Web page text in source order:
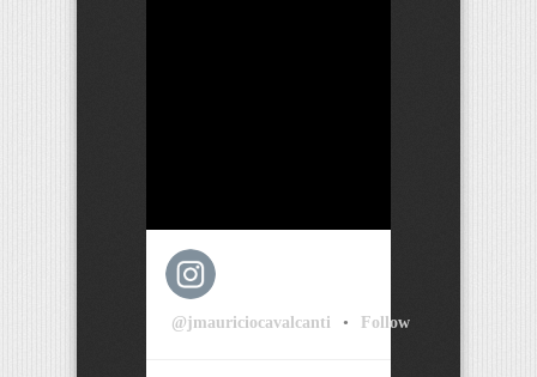
@jmauriciocavalcanti • Follow